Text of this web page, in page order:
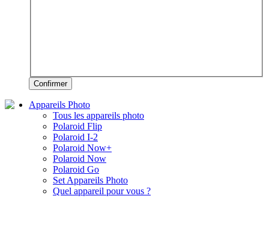
Confirmer
Appareils Photo
Tous les appareils photo
Polaroid Flip
Polaroid I-2
Polaroid Now+
Polaroid Now
Polaroid Go
Set Appareils Photo
Quel appareil pour vous ?